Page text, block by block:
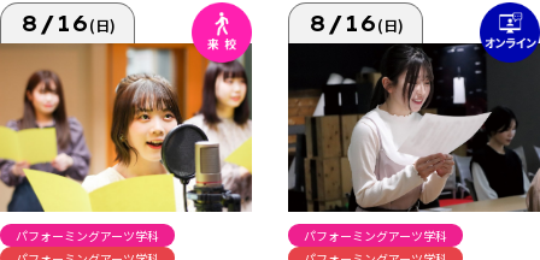
8/16(日)
パフォーミングアーツ学科
8/16(日)
パフォーミングアーツ学科